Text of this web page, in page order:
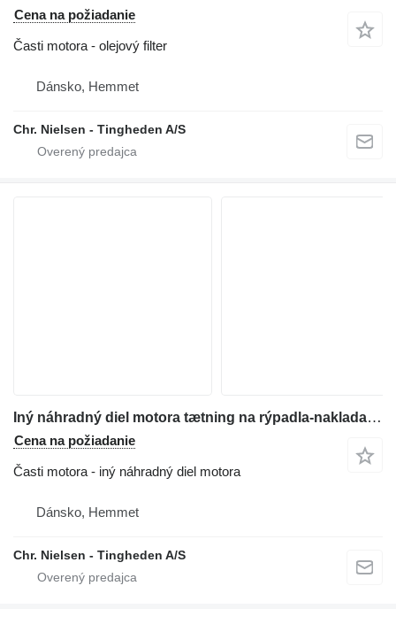
Cena na požiadanie
Časti motora - olejový filter
Dánsko, Hemmet
Chr. Nielsen - Tingheden A/S
Iný náhradný diel motora tætning na rýpadla-nakladača Hydrema 805
Cena na požiadanie
Časti motora - iný náhradný diel motora
Dánsko, Hemmet
Chr. Nielsen - Tingheden A/S